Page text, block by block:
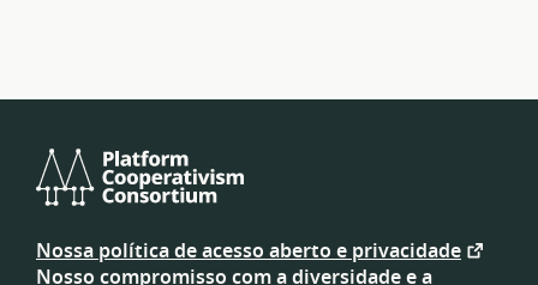
Platform
Cooperativism
Consortium
Nossa política de acesso aberto e privacidade
Nosso compromisso com a diversidade e a